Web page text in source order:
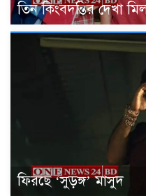
তিন কিংবদন্তির দেখা
ফিরছে ‘সুড়ঙ্গ’ মাসুদ